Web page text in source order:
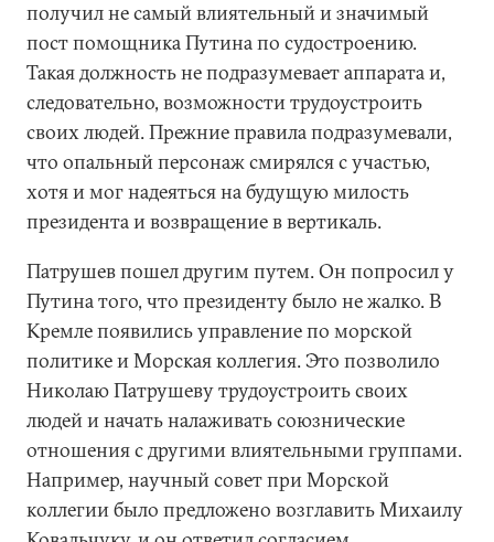
получил не самый влиятельный и значимый
пост помощника Путина по судостроению.
Такая должность не подразумевает аппарата и,
следовательно, возможности трудоустроить
своих людей. Прежние правила подразумевали,
что опальный персонаж смирялся с участью,
хотя и мог надеяться на будущую милость
президента и возвращение в вертикаль.
Патрушев пошел другим путем. Он попросил у
Путина того, что президенту было не жалко. В
Кремле появились управление по морской
политике и Морская коллегия. Это позволило
Николаю Патрушеву трудоустроить своих
людей и начать налаживать союзнические
отношения с другими влиятельными группами.
Например, научный совет при Морской
коллегии было предложено возглавить Михаилу